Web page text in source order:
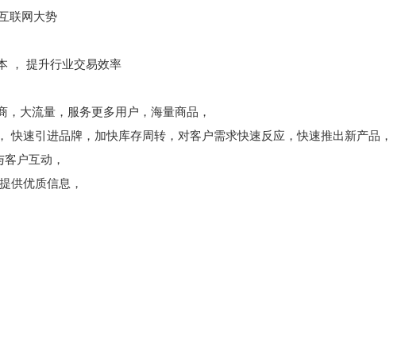
联网大势
， 提升行业交易效率
大流量，服务更多用户，海量商品，
快速引进品牌，加快库存周转，对客户需求快速反应，快速推出新产品，
户互动，
供优质信息，